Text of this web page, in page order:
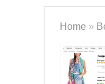
Home »